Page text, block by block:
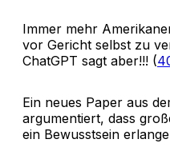
Immer mehr
vor Gericht selbst zu
ChatGPT sagt aber!!! (
Ein neues Paper aus
argumentiert, dass
ein Bewusstsein